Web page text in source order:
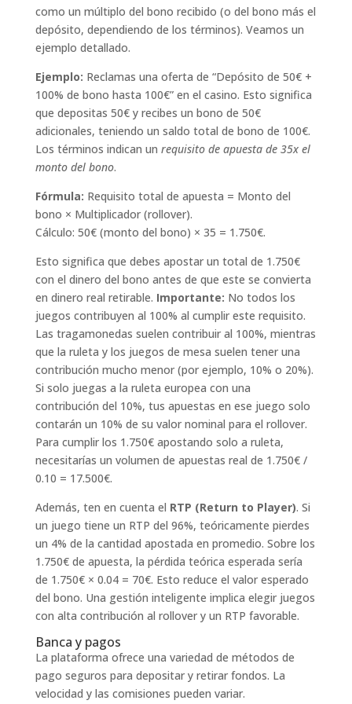
como un múltiplo del bono recibido (o del bono más el
depósito, dependiendo de los términos). Veamos un
ejemplo detallado.
Ejemplo: Reclamas una oferta de “Depósito de 50€ +
100% de bono hasta 100€” en el casino. Esto significa
que depositas 50€ y recibes un bono de 50€
adicionales, teniendo un saldo total de bono de 100€.
Los términos indican un requisito de apuesta de 35x el
monto del bono.
Fórmula: Requisito total de apuesta = Monto del
bono × Multiplicador (rollover).
Cálculo: 50€ (monto del bono) × 35 = 1.750€.
Esto significa que debes apostar un total de 1.750€
con el dinero del bono antes de que este se convierta
en dinero real retirable. Importante: No todos los
juegos contribuyen al 100% al cumplir este requisito.
Las tragamonedas suelen contribuir al 100%, mientras
que la ruleta y los juegos de mesa suelen tener una
contribución mucho menor (por ejemplo, 10% o 20%).
Si solo juegas a la ruleta europea con una
contribución del 10%, tus apuestas en ese juego solo
contarán un 10% de su valor nominal para el rollover.
Para cumplir los 1.750€ apostando solo a ruleta,
necesitarías un volumen de apuestas real de 1.750€ /
0.10 = 17.500€.
Además, ten en cuenta el RTP (Return to Player). Si
un juego tiene un RTP del 96%, teóricamente pierdes
un 4% de la cantidad apostada en promedio. Sobre los
1.750€ de apuesta, la pérdida teórica esperada sería
de 1.750€ × 0.04 = 70€. Esto reduce el valor esperado
del bono. Una gestión inteligente implica elegir juegos
con alta contribución al rollover y un RTP favorable.
Banca y pagos
La plataforma ofrece una variedad de métodos de
pago seguros para depositar y retirar fondos. La
velocidad y las comisiones pueden variar.